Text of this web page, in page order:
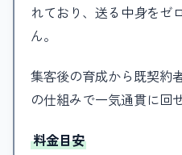
れており、送る中身をゼ
ん。
集客後の育成から既契約
の仕組みで一気通貫に回
料金目安